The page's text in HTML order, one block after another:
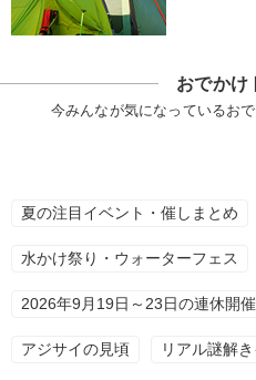
おでかけ
今みんなが気になっているお
夏の注目イベント・催しまとめ
水かけ祭り・ウォーターフェス
2026年9月19日～23日の連休開
アジサイの見頃 リアル謎解